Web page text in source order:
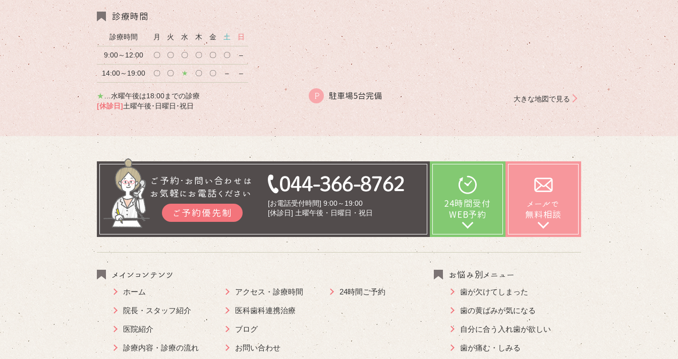
診療時間
診療時間 月 火 水 木 金 土 日
9:00～12:00 〇 〇 〇 〇 〇 〇 –
14:00～19:00 〇 〇 ★ 〇 〇 – –
★ …水曜午後は18:00までの診療
[休診日]土曜午後･日曜日･祝日
P 駐車場5台完備 大きな地図で見る
ご予約･お問い合わせは
お気軽にお電話ください
ご予約優先制
[お電話受付時間] 9:00～19:00
[休診日] 土曜午後・日曜日・祝日
24時間受付
WEB予約
メールで
無料相談
メインコンテンツ
ホーム
院長・スタッフ紹介
医院紹介
診療内容・診療の流れ
アクセス・診療時間
医科歯科連携治療
ブログ
お問い合わせ
24時間ご予約
お悩み別メニュー
歯が欠けてしまった
歯の黄ばみが気になる
自分に合う入れ歯が欲しい
歯が痛む・しみる